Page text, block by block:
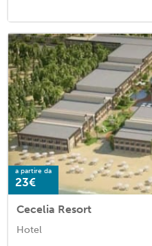
a partire da
23€
Cecelia Resort
Hotel